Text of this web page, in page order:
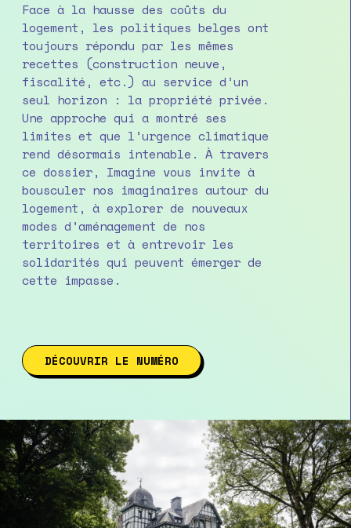
Face à la hausse des coûts du
logement, les politiques belges ont
toujours répondu par les mêmes
recettes (construction neuve,
fiscalité, etc.) au service d’un
seul horizon : la propriété privée.
Une approche qui a montré ses
limites et que l’urgence climatique
rend désormais intenable. À travers
ce dossier, Imagine vous invite à
bousculer nos imaginaires autour du
logement, à explorer de nouveaux
modes d’aménagement de nos
territoires et à entrevoir les
solidarités qui peuvent émerger de
cette impasse.
DÉCOUVRIR LE NUMÉRO